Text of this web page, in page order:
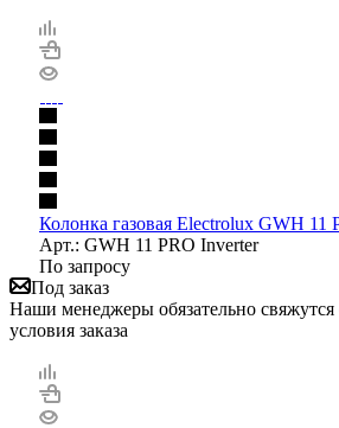
Колонка газовая Electrolux GWH 11
Арт.: GWH 11 PRO Inverter
По запросу
Под заказ
Наши менеджеры обязательно свяжутся
условия заказа